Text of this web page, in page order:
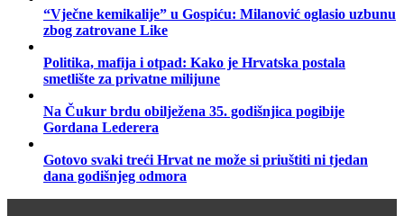
“Vječne kemikalije” u Gospiću: Milanović oglasio uzbunu
zbog zatrovane Like
Politika, mafija i otpad: Kako je Hrvatska postala
smetlište za privatne milijune
Na Čukur brdu obilježena 35. godišnjica pogibije
Gordana Lederera
Gotovo svaki treći Hrvat ne može si priuštiti ni tjedan
dana godišnjeg odmora